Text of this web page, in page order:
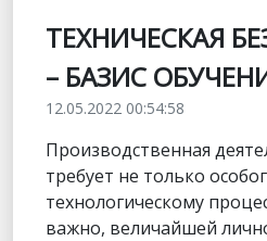
ТЕХНИЧЕСКАЯ
– БАЗИС
12.05.2022 00:54:58
Производственная
требует не только
технологическому
важно, величайшей